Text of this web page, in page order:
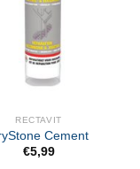
RECTAVIT
Cement
€5,99